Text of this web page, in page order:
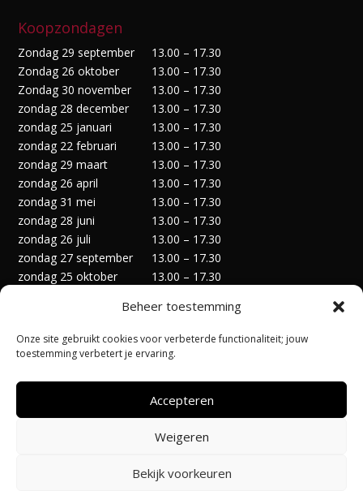
Beheer toestemming
Onze site gebruikt cookies voor verbeterde functionaliteit; jouw
toestemming verbetert je ervaring.
Accepteren
Weigeren
Bekijk voorkeuren
Koopzondagen
Zondag 29 september
13.00 – 17.30
Zondag 26 oktober
13.00 – 17.30
Zondag 30 november
13.00 – 17.30
zondag 28 december
13.00 – 17.30
zondag 25 januari
13.00 – 17.30
zondag 22 februari
13.00 – 17.30
zondag 29 maart
13.00 – 17.30
zondag 26 april
13.00 – 17.30
zondag 31 mei
13.00 – 17.30
zondag 28 juni
13.00 – 17.30
zondag 26 juli
13.00 – 17.30
zondag 27 september
13.00 – 17.30
zondag 25 oktober
13.00 – 17.30
zondag 27 december
13.00 – 17.30
Privacyverklaring
Algemene Voorwaarden
Cookiebeleid (EU)